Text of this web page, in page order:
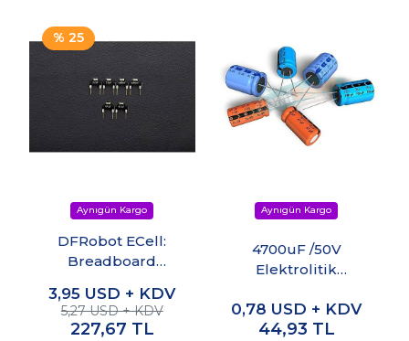
% 25
DFRobot ECell:
Breadboard
Kondansatör Seti
3,95 USD + KDV
5,27 USD + KDV
227,67 TL
4700uF /50V
Elektrolitik
0,78 USD + KDV
44,93 TL